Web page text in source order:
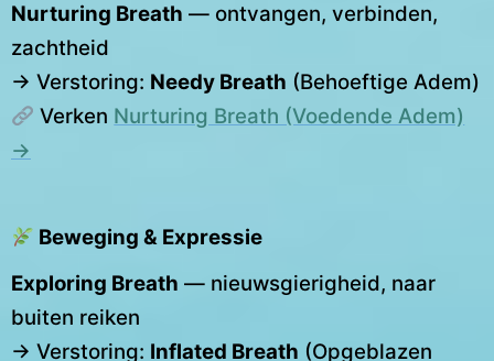
Nurturing Breath — ontvangen, verbinden,
zachtheid
→ Verstoring: Needy Breath (Behoeftige Adem)
Verken Nurturing Breath (Voedende Adem)
→
Beweging & Expressie
Exploring Breath — nieuwsgierigheid, naar
buiten reiken
→ Verstoring: Inflated Breath (Opgeblazen